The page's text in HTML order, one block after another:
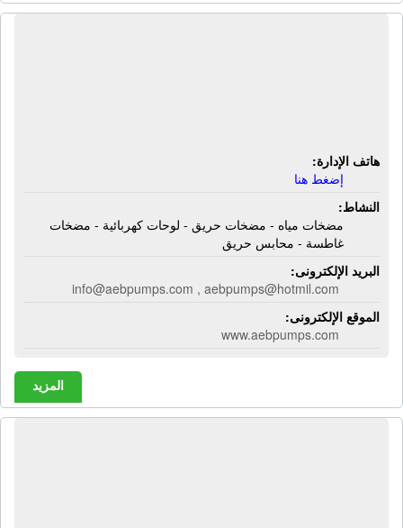
هاتف الإدارة:
إضغط هنا
النشاط:
مضخات مياه - مضخات حريق - لوحات كهربائية - مضخات
غاطسة - محابس حريق
البريد الإلكترونى:
info@aebpumps.com , aebpumps@hotmil.com
الموقع الإلكترونى:
www.aebpumps.com
المزيد